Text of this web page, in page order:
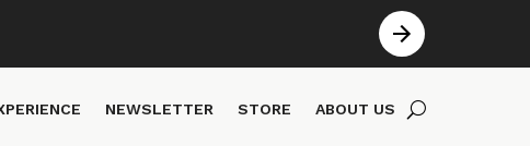
NEWSLETTER STORE ABOUT US